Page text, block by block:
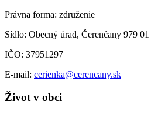
Právna forma: združenie
Sídlo: Obecný úrad, Čerenčany 979 01
IČO: 37951297
E-mail: cerienka@cerencany.sk
Život v obci